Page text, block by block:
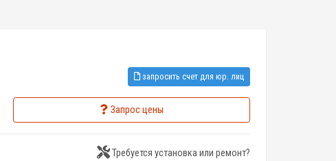
запросить счет для юр. лиц
Запрос цены
Требуется установка или ремонт?